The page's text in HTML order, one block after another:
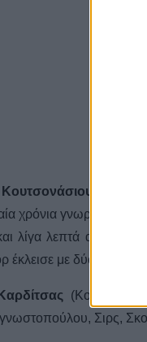
δεν
χρόνια γνωρίζοντας
λίγα λεπτά αργότερα
έκλεισε με δύο γκολ η
Σιρς,